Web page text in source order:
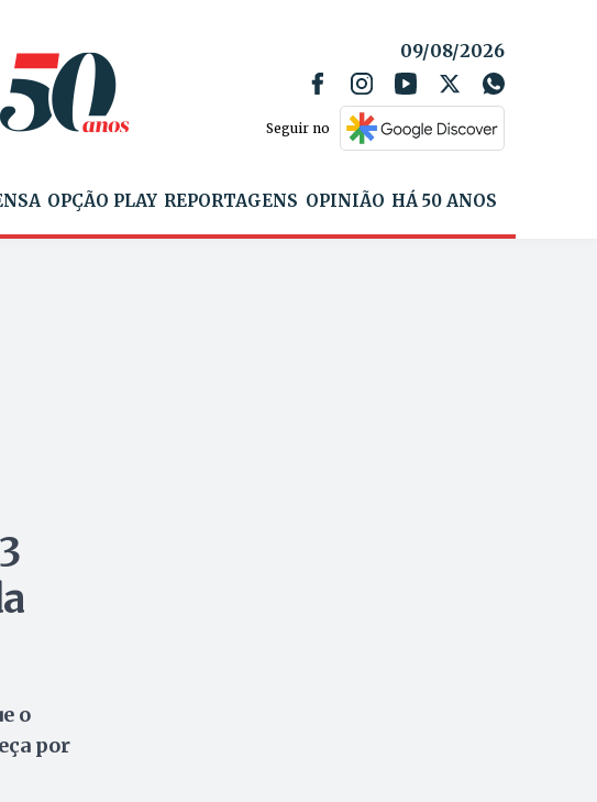
09/08/2026
Seguir no
OPÇÃO PLAY REPORTAGENS OPINIÃO HÁ 50 ANOS
o
por